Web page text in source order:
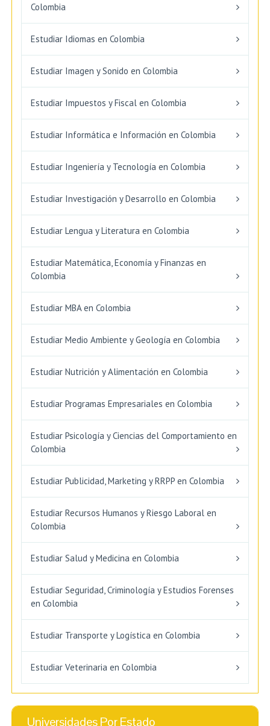
Colombia
Estudiar Idiomas en Colombia
Estudiar Imagen y Sonido en Colombia
Estudiar Impuestos y Fiscal en Colombia
Estudiar Informática e Información en Colombia
Estudiar Ingeniería y Tecnología en Colombia
Estudiar Investigación y Desarrollo en Colombia
Estudiar Lengua y Literatura en Colombia
Estudiar Matemática, Economía y Finanzas en
Colombia
Estudiar MBA en Colombia
Estudiar Medio Ambiente y Geología en Colombia
Estudiar Nutrición y Alimentación en Colombia
Estudiar Programas Empresariales en Colombia
Estudiar Psicología y Ciencias del Comportamiento en
Colombia
Estudiar Publicidad, Marketing y RRPP en Colombia
Estudiar Recursos Humanos y Riesgo Laboral en
Colombia
Estudiar Salud y Medicina en Colombia
Estudiar Seguridad, Criminología y Estudios Forenses
en Colombia
Estudiar Transporte y Logística en Colombia
Estudiar Veterinaria en Colombia
Universidades Por Estado